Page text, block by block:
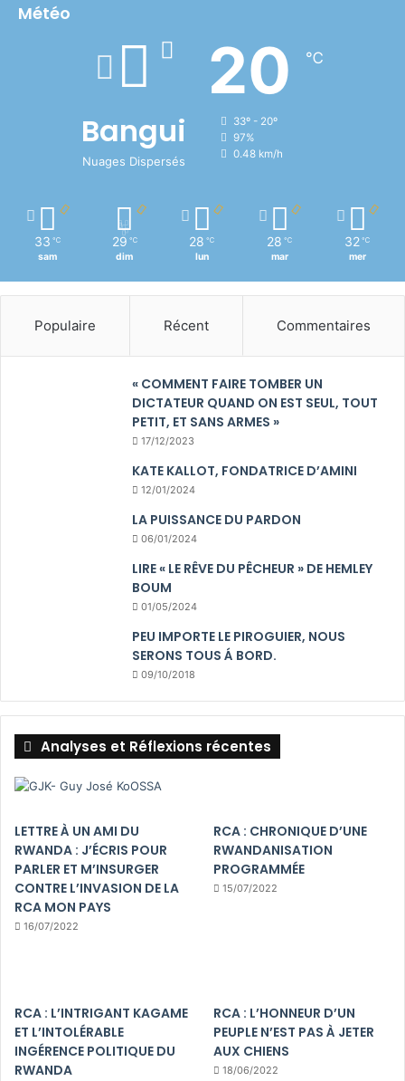
Météo
Bangui
Nuages Dispersés
20 ℃
33º - 20º
97%
0.48 km/h
33 ℃
sam
29 ℃
dim
28 ℃
lun
28 ℃
mar
32 ℃
mer
Populaire Récent Commentaires
« COMMENT FAIRE TOMBER UN
DICTATEUR QUAND ON EST SEUL, TOUT
PETIT, ET SANS ARMES »
17/12/2023
KATE KALLOT, FONDATRICE D’AMINI
12/01/2024
LA PUISSANCE DU PARDON
06/01/2024
LIRE « LE RÊVE DU PÊCHEUR » DE HEMLEY
BOUM
01/05/2024
PEU IMPORTE LE PIROGUIER, NOUS
SERONS TOUS Á BORD.
09/10/2018
Analyses et Réflexions récentes
LETTRE À UN AMI DU
RWANDA : J’ÉCRIS POUR
PARLER ET M’INSURGER
CONTRE L’INVASION DE LA
RCA MON PAYS
16/07/2022
RCA : CHRONIQUE D’UNE
RWANDANISATION
PROGRAMMÉE
15/07/2022
RCA : L’INTRIGANT KAGAME
ET L’INTOLÉRABLE
INGÉRENCE POLITIQUE DU
RWANDA
RCA : L’HONNEUR D’UN
PEUPLE N’EST PAS À JETER
AUX CHIENS
18/06/2022